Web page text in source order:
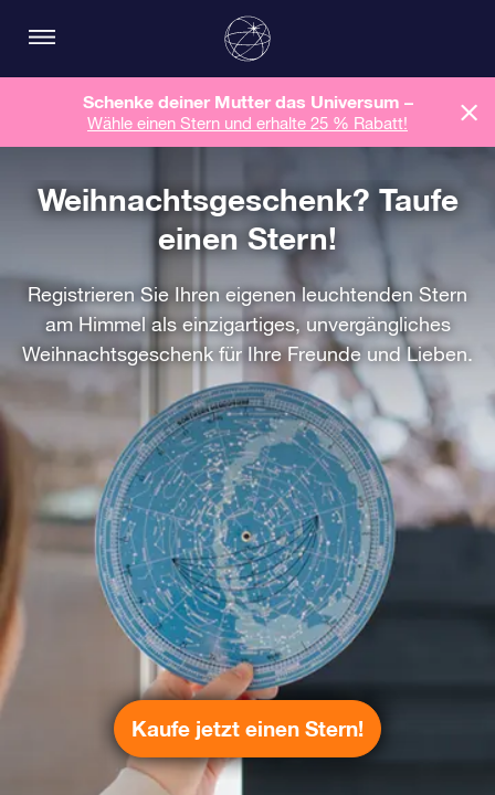
Schenke deiner Mutter das Universum –
Wähle einen Stern und erhalte 25 % Rabatt!
Weihnachtsgeschenk? Taufe
einen Stern!
Registrieren Sie Ihren eigenen leuchtenden Stern
am Himmel als einzigartiges, unvergängliches
Weihnachtsgeschenk für Ihre Freunde und Lieben.
Kaufe jetzt einen Stern!